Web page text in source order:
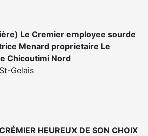
Le Cremier employee sourde
Menard proprietaire Le
Chicoutimi Nord
Gelais
HEUREUX DE SON CHOIX